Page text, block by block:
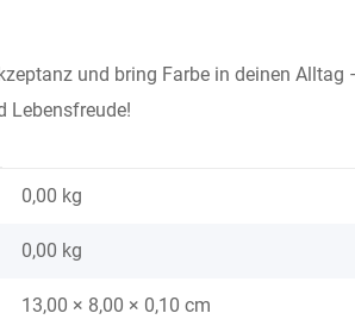
und bring Farbe in deinen
Lebensfreude!
0,00 kg
0,00 kg
13,00 × 8,00 × 0,10 cm